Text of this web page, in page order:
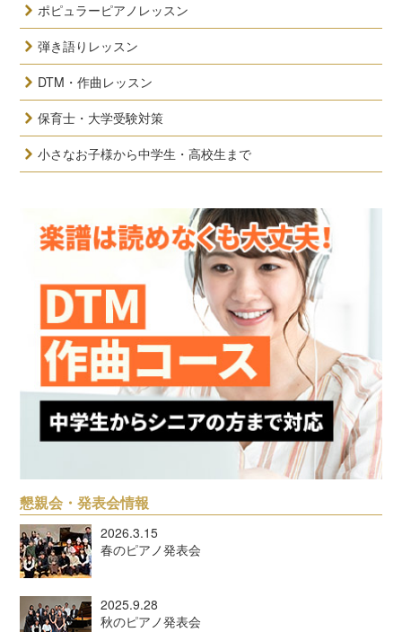
ポピュラーピアノレッスン
弾き語りレッスン
DTM・作曲レッスン
保育士・大学受験対策
小さなお子様から中学生・高校生まで
懇親会・発表会情報
2026.3.15
春のピアノ発表会
2025.9.28
秋のピアノ発表会